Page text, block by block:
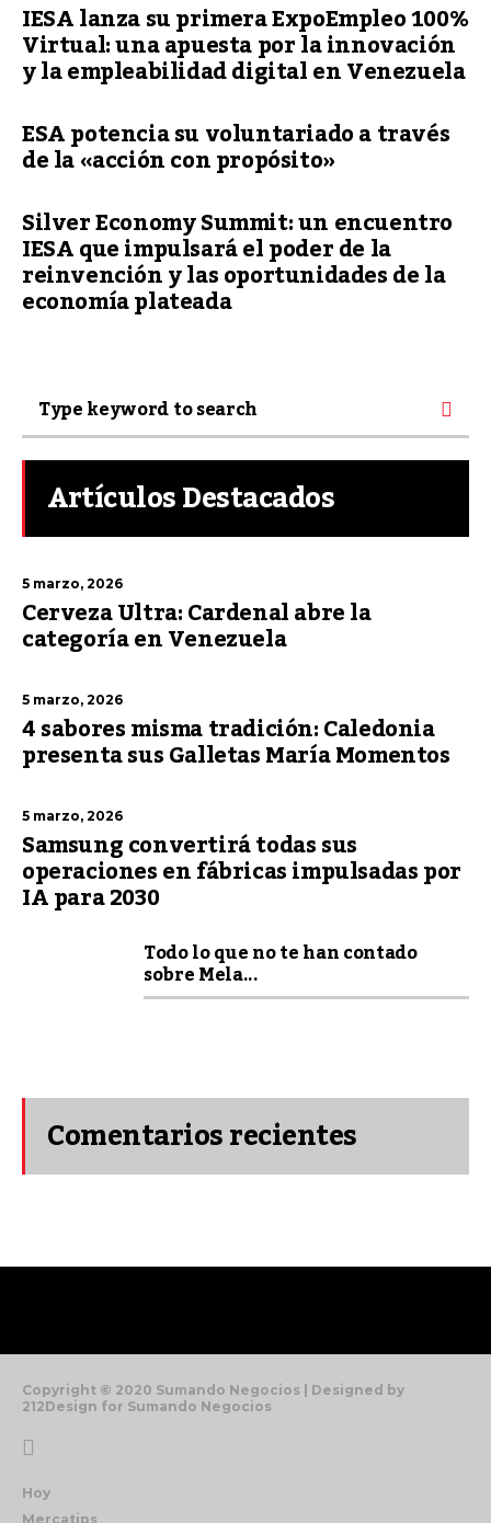
IESA lanza su primera ExpoEmpleo 100%
Virtual: una apuesta por la innovación
y la empleabilidad digital en Venezuela
ESA potencia su voluntariado a través
de la «acción con propósito»
Silver Economy Summit: un encuentro
IESA que impulsará el poder de la
reinvención y las oportunidades de la
economía plateada
Artículos Destacados
5 marzo, 2026
Cerveza Ultra: Cardenal abre la
categoría en Venezuela
5 marzo, 2026
4 sabores misma tradición: Caledonia
presenta sus Galletas María Momentos
5 marzo, 2026
Samsung convertirá todas sus
operaciones en fábricas impulsadas por
IA para 2030
Todo lo que no te han contado
sobre Mela...
Comentarios recientes
Copyright © 2020 Sumando Negocios | Designed by
212Design for Sumando Negocios
Hoy
Mercatips